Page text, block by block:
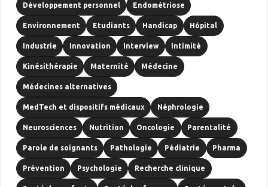
Développement personnel Endométriose
Environnement Etudiants Handicap Hôpital
Industrie Innovation Interview Intimité
Kinésithérapie Maternité Médecine
Médecines alternatives
MedTech et dispositifs médicaux Néphrologie
Neurosciences Nutrition Oncologie Parentalité
Parole de soignants Pathologie Pédiatrie Pharma
Prévention Psychologie Recherche clinique